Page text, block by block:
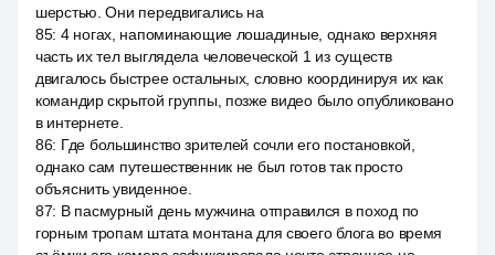
шерстью. Они передвигались на
85: 4 ногах, напоминающие лошадиные, однако верхняя
часть их тел выглядела человеческой 1 из существ
двигалось быстрее остальных, словно координируя их как
командир скрытой группы, позже видео было опубликовано
в интернете.
86: Где большинство зрителей сочли его постановкой,
однако сам путешественник не был готов так просто
объяснить увиденное.
87: В пасмурный день мужчина отправился в поход по
горным тропам штата монтана для своего блога во время